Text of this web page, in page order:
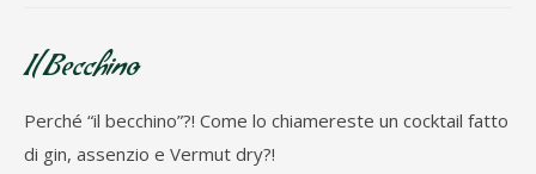
Il Becchino
Perché “il becchino”?! Come lo chiamereste un cocktail fatto
di gin, assenzio e Vermut dry?!